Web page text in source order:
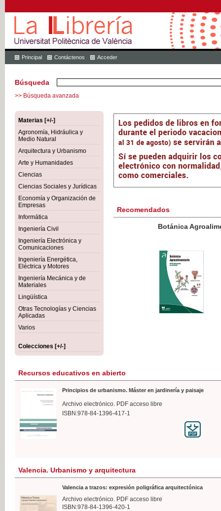
Principal Contáctenos Acceder
Búsqueda
>> Búsqueda avanzada
Materias [+/-]
Agronomía, Hidráulica y
Medio Natural
Arquitectura y Urbanismo
Arte y Humanidades
Ciencias
Ciencias Sociales y Jurídicas
Economía y Organización de
Empresas
Informática
Ingeniería Civil
Ingeniería Electrónica y
Comunicaciones
Ingeniería Energética,
Eléctrica y Motores
Ingeniería Mecánica y de
Materiales
Lingüística
Otras Tecnologías y Ciencias
Aplicadas
Varios
Colecciones [+/-]
Recomendados
Botánica Agroalimentaria
Recursos educativos en abierto
Principios de urbanismo. Máster en jardinería y paisaje
Archivo electrónico. PDF acceso libre
ISBN:978-84-1396-417-1
Valencia. Urbanismo y arquitectura
Valencia a trazos: expresión poligráfica arquitectónica
Archivo electrónico. PDF acceso libre
ISBN:978-84-1396-420-1